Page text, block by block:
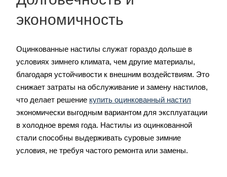
экономичность
Оцинкованные настилы служат гораздо дольше в
условиях зимнего климата, чем другие материалы,
благодаря устойчивости к внешним воздействиям. Это
снижает затраты на обслуживание и замену настилов,
что делает решение купить оцинкованный настил
экономически выгодным вариантом для эксплуатации
в холодное время года. Настилы из оцинкованной
стали способны выдерживать суровые зимние
условия, не требуя частого ремонта или замены.